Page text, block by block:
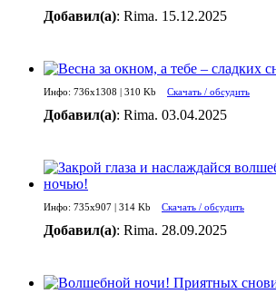
Добавил(а): Rima. 15.12.2025
Инфо: 736х1308 | 310 Kb Скачать / обсудить
Добавил(а): Rima. 03.04.2025
Инфо: 735х907 | 314 Kb Скачать / обсудить
Добавил(а): Rima. 28.09.2025